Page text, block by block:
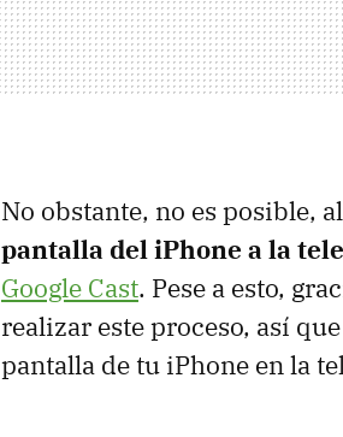
No obstante, no es posible,
pantalla del iPhone a la
Google Cast. Pese a esto,
realizar este proceso, así
pantalla de tu iPhone en la